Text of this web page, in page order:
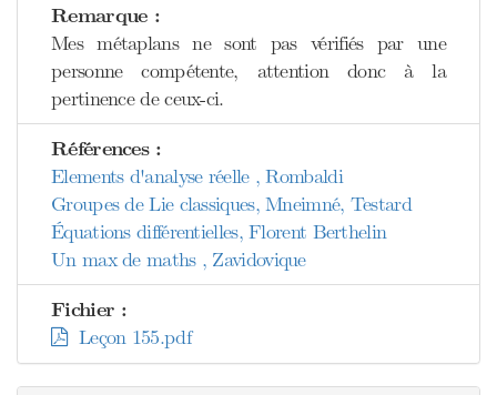
Remarque :
Mes métaplans ne sont pas vérifiés par une
personne compétente, attention donc à la
pertinence de ceux-ci.
Références :
Elements d'analyse réelle , Rombaldi
Groupes de Lie classiques, Mneimné, Testard
Équations différentielles, Florent Berthelin
Un max de maths , Zavidovique
Fichier :
Leçon 155.pdf